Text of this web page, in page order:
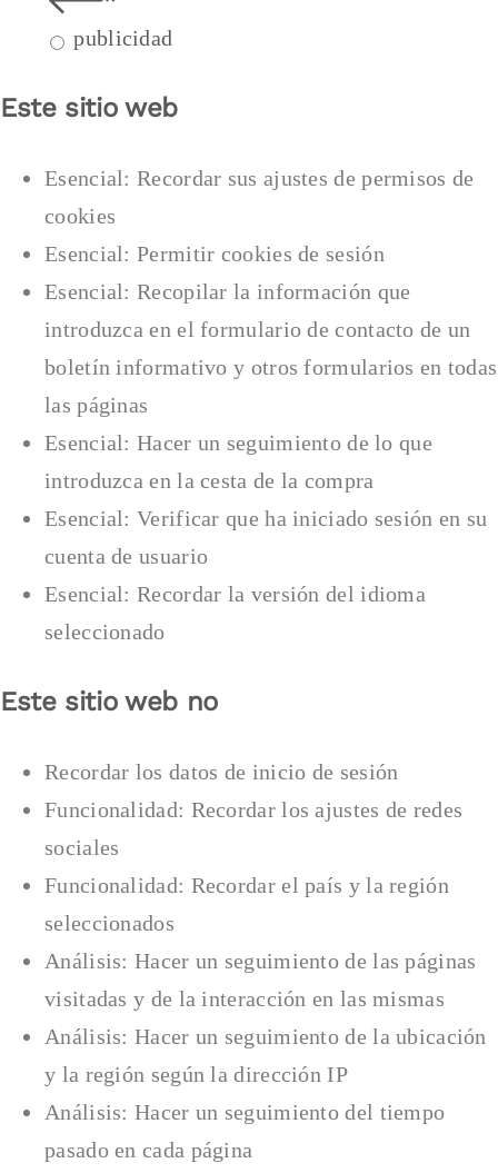
publicidad
Este sitio web
Esencial: Recordar sus ajustes de permisos de
cookies
Esencial: Permitir cookies de sesión
Esencial: Recopilar la información que
introduzca en el formulario de contacto de un
boletín informativo y otros formularios en todas
las páginas
Esencial: Hacer un seguimiento de lo que
introduzca en la cesta de la compra
Esencial: Verificar que ha iniciado sesión en su
cuenta de usuario
Esencial: Recordar la versión del idioma
seleccionado
Este sitio web no
Recordar los datos de inicio de sesión
Funcionalidad: Recordar los ajustes de redes
sociales
Funcionalidad: Recordar el país y la región
seleccionados
Análisis: Hacer un seguimiento de las páginas
visitadas y de la interacción en las mismas
Análisis: Hacer un seguimiento de la ubicación
y la región según la dirección IP
Análisis: Hacer un seguimiento del tiempo
pasado en cada página